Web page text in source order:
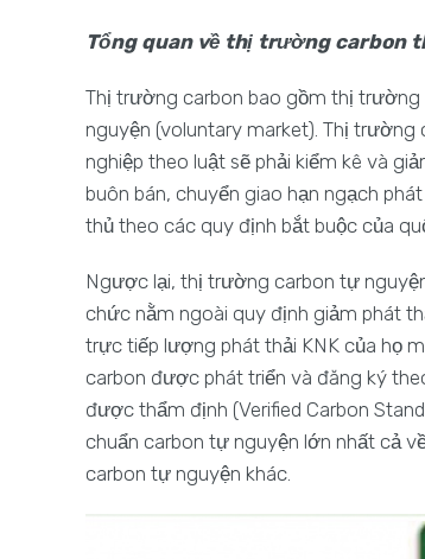
Tổng quan về thị trường carbon
Thị trường carbon bao gồm thị
nguyện (voluntary market). Thị
nghiệp theo luật sẽ phải kiểm kê và
buôn bán, chuyển giao hạn ngạch
thủ theo các quy định bắt buộc của
Ngược lại, thị trường carbon tự
chức nằm ngoài quy định giảm phát
trực tiếp lượng phát thải KNK của họ
carbon được phát triển và đăng ký
được thẩm định (Verified Carbon
chuẩn carbon tự nguyện lớn nhất cả
carbon tự nguyện khác.